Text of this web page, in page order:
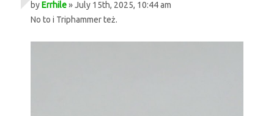
byErrhile» July 15th, 2025, 10:44 am
No to i Triphammer też.